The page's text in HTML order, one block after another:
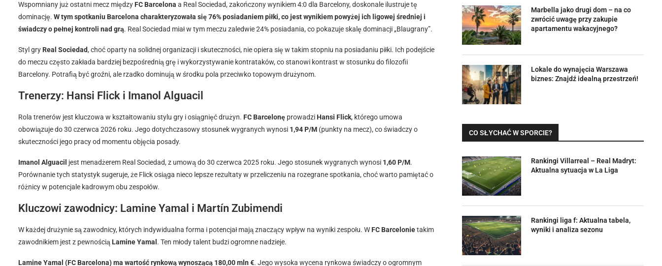
Wspomniany już ostatni mecz między FC Barcelona a Real Sociedad, zakończony wynikiem 4:0 dla Barcelony, doskonale ilustruje tę
dominację. W tym spotkaniu Barcelona charakteryzowała się 76% posiadaniem piłki, co jest wynikiem powyżej ich ligowej średniej i
świadczy o pełnej kontroli nad grą. Real Sociedad miał w tym meczu zaledwie 24% posiadania, co pokazuje skalę dominacji „Blaugrany”.
Styl gry Real Sociedad, choć oparty na solidnej organizacji i skuteczności, nie opiera się w takim stopniu na posiadaniu piłki. Ich podejście
do meczu często zakłada bardziej bezpośrednią grę i wykorzystywanie kontrataków, co stanowi kontrast w stosunku do filozofii
Barcelony. Potrafią być groźni, ale rzadko dominują w środku pola przeciwko topowym drużynom.
Trenerzy: Hansi Flick i Imanol Alguacil
Rola trenerów jest kluczowa w kształtowaniu stylu gry i osiągnięć drużyn. FC Barcelonę prowadzi Hansi Flick, którego umowa
obowiązuje do 30 czerwca 2026 roku. Jego dotychczasowy stosunek wygranych wynosi 1,94 P/M (punkty na mecz), co świadczy o
skuteczności jego pracy od momentu objęcia posady.
Imanol Alguacil jest menadżerem Real Sociedad, z umową do 30 czerwca 2025 roku. Jego stosunek wygranych wynosi 1,60 P/M.
Porównanie tych statystyk sugeruje, że Flick osiąga nieco lepsze rezultaty w przeliczeniu na rozegrane spotkania, choć warto pamiętać o
różnicy w potencjale kadrowym obu zespołów.
Kluczowi zawodnicy: Lamine Yamal i Martín Zubimendi
W każdej drużynie są zawodnicy, których indywidualna forma i potencjał mają znaczący wpływ na wyniki zespołu. W FC Barcelonietakim
zawodnikiem jest z pewnością Lamine Yamal . Ten młody talent budzi ogromne nadzieje.
Lamine Yamal (FC Barcelona) ma wartość rynkową wynoszącą 180,00 mln €. Jego wysoka wycena rynkowa świadczy o ogromnym
Marbella jako drugi dom – na co
zwrócić uwagę przy zakupie
apartamentu wakacyjnego?
Lokale do wynajęcia Warszawa
biznes: Znajdź idealną przestrzeń!
CO SŁYCHAĆ W SPORCIE?
Rankingi Villarreal – Real Madryt:
Aktualna sytuacja w La Liga
Rankingi liga f: Aktualna tabela,
wyniki i analiza sezonu